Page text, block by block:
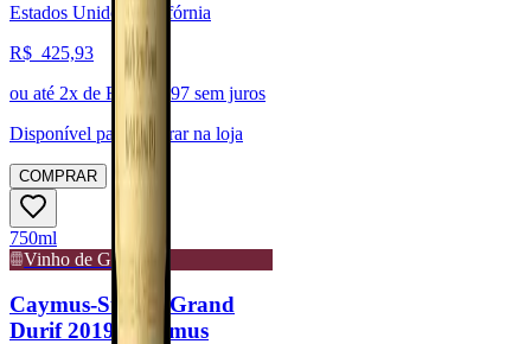
Estados Unidos, Califórnia
R$ 425,93
ou até 2x de R$ 212,97 sem juros
Disponível para: Retirar na loja
COMPRAR
750ml
Vinho de Guarda
Caymus-Suisun Grand
Durif 2019 (Caymus